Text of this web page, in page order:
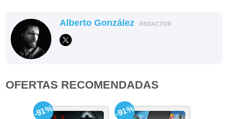
Alberto González REDACTOR
OFERTAS RECOMENDADAS
-91% -91%